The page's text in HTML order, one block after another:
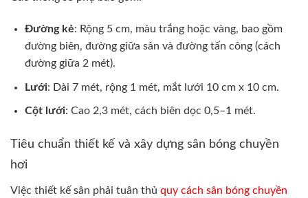
Đường kẻ: Rộng 5 cm, màu trắng hoặc vàng, bao gồm
đường biên, đường giữa sân và đường tấn công (cách
đường giữa 2 mét).
Lưới: Dài 7 mét, rộng 1 mét, mắt lưới 10 cm x 10 cm.
Cột lưới: Cao 2,3 mét, cách biên dọc 0,5–1 mét.
Tiêu chuẩn thiết kế và xây dựng sân bóng chuyền
hơi
Việc thiết kế sân phải tuân thủ quy cách sân bóng chuyền